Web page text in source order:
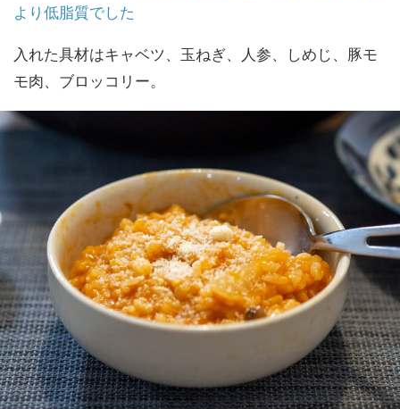
より低脂質でした
入れた具材はキャベツ、玉ねぎ、人参、しめじ、豚モ
モ肉、ブロッコリー。